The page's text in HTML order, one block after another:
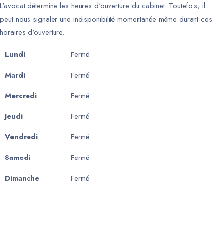
L'avocat détermine les heures d'ouverture du cabinet. Toutefois, il
peut nous signaler une indisponibilité momentanée même durant ces
horaires d'ouverture.
Lundi
Fermé
Mardi
Fermé
Mercredi
Fermé
Jeudi
Fermé
Vendredi
Fermé
Samedi
Fermé
Dimanche
Fermé